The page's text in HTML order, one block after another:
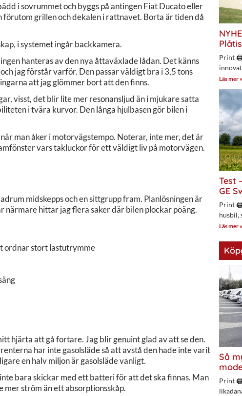
i sovrummet och byggs på antingen Fiat Ducato eller
förutom grillen och dekalen i rattnavet. Borta är tiden då
i systemet ingår backkamera.
hanteras av den nya åttaväxlade lådan. Det känns
jag förstår varför. Den passar väldigt bra i 3,5 tons
att jag glömmer bort att den finns.
visst, det blir lite mer resonansljud än i mjukare satta
i tvära kurvor. Den långa hjulbasen gör bilen i
man åker i motorvägstempo. Noterar, inte mer, det är
vars takluckor för ett väldigt liv på motorvägen.
midskepps och en sittgrupp fram. Planlösningen är
hittar jag flera saker där bilen plockar poäng.
ordnar stort lastutrymme
hjärta att gå fortare. Jag blir genuint glad av att se den.
har inte gasolsläde så att avstå den hade inte varit
en halv miljon är gasolsläde vanligt.
bara skickar med ett batteri för att det ska finnas. Man
ström än ett absorptionsskåp.
Print 🖨
Läs mer »
Test
GE
Print 🖨
husbil,
Läs mer »
Så
Print 🖨